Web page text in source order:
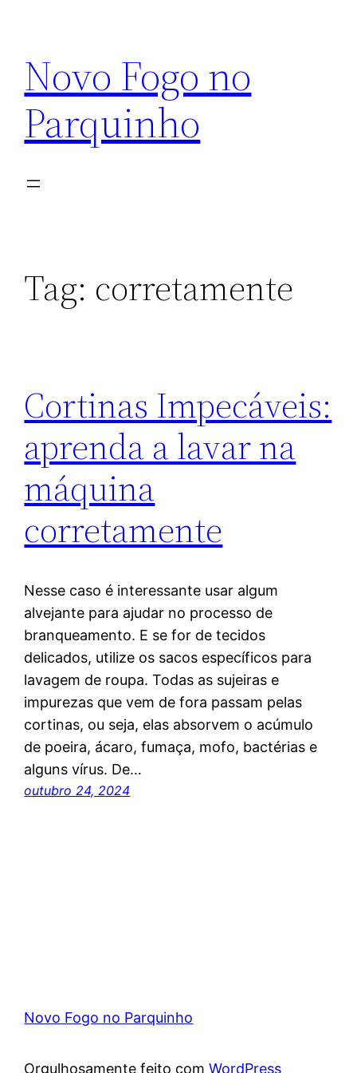
conteúdo
Novo Fogo no
Parquinho
Tag: corretamente
Cortinas Impecáveis:
aprenda a lavar na
máquina
corretamente
Nesse caso é interessante usar algum
alvejante para ajudar no processo de
branqueamento. E se for de tecidos
delicados, utilize os sacos específicos para
lavagem de roupa. Todas as sujeiras e
impurezas que vem de fora passam pelas
cortinas, ou seja, elas absorvem o acúmulo
de poeira, ácaro, fumaça, mofo, bactérias e
alguns vírus. De…
outubro 24, 2024
Novo Fogo no Parquinho
Orgulhosamente feito comWordPress